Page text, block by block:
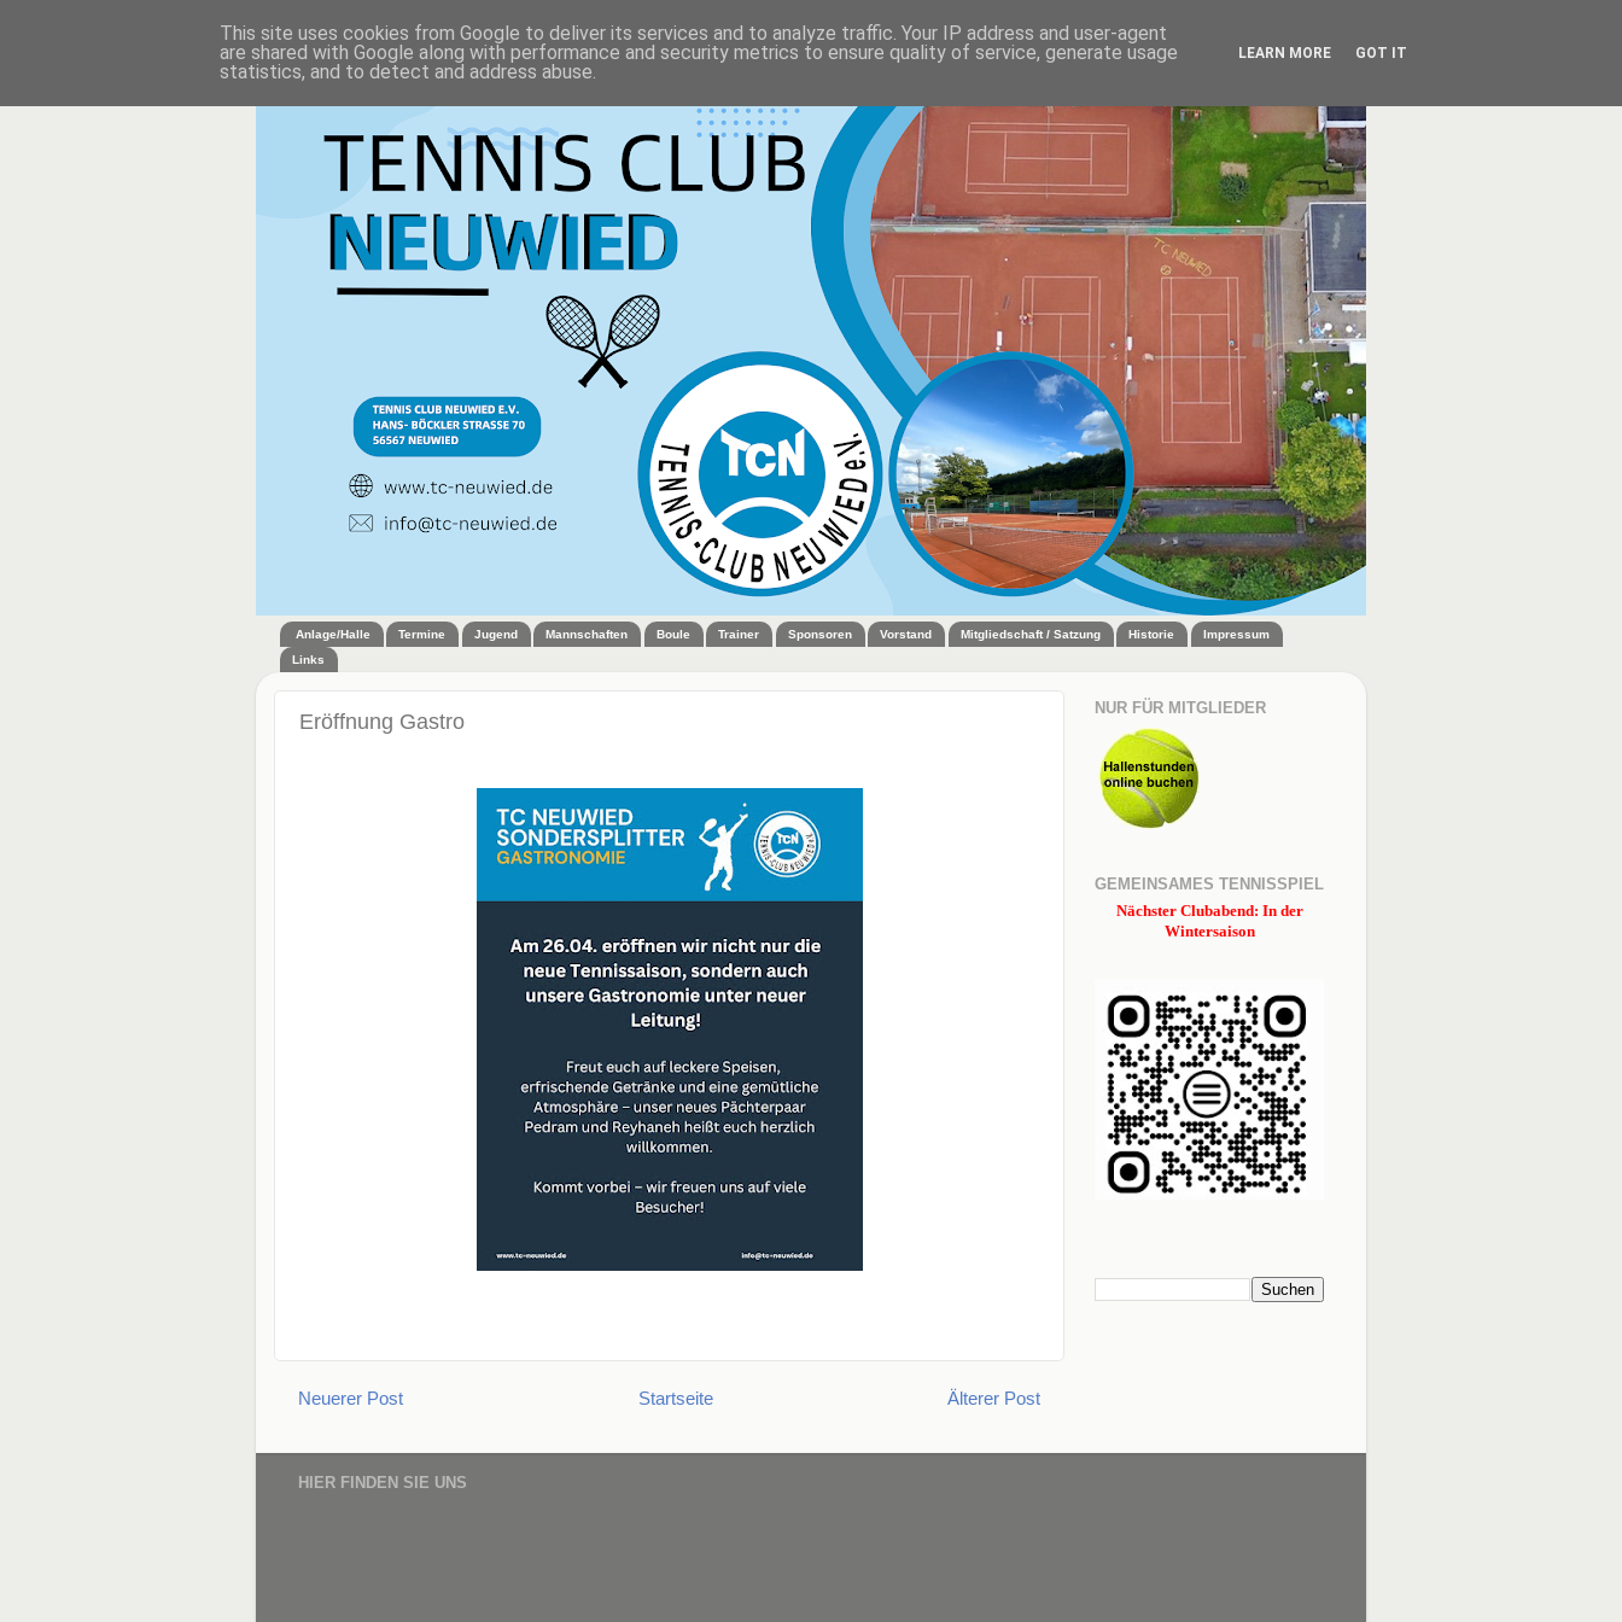
Anlage/Halle Termine Jugend Mannschaften Boule Trainer Sponsoren Vorstand Mitgliedschaft / Satzung Historie
Impressum
Links
Eröffnung Gastro
Neuerer Post Älterer Post
Startseite
NUR FÜR MITGLIEDER
GEMEINSAMES TENNISSPIEL
Nächster Clubabend: In der
Wintersaison
HIER FINDEN SIE UNS
This site uses cookies from Google to deliver its services and to analyze traffic. Your IP address and user-agent
are shared with Google along with performance and security metrics to ensure quality of service, generate usage
statistics, and to detect and address abuse.
LEARN MORE GOT IT